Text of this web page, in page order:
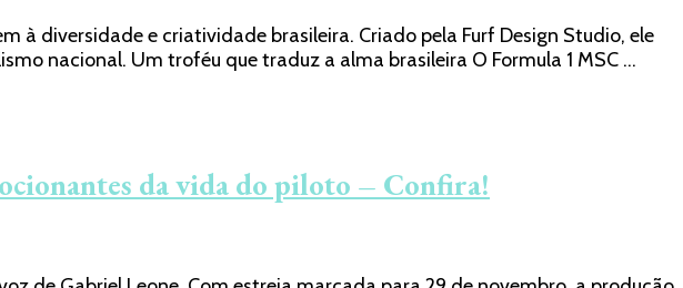
à diversidade e criatividade brasileira. Criado pela Furf Design Studio, ele
nacional. Um troféu que traduz a alma brasileira O Formula 1 MSC …
da vida do piloto – Confira!